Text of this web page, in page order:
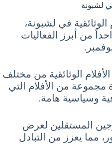
لشبونة
في لشبونة،
من أبرز الفعاليات
الوثائقية من مختلف
مجموعة من الأفلام التي
وسياسية هامة.
المستقلين لعرض
مما يعزز من التبادل